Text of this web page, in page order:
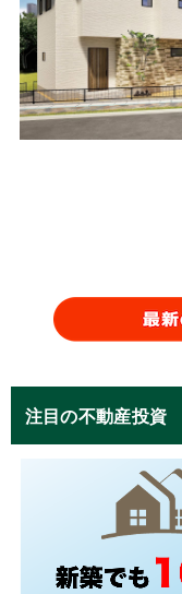
注目の不動産投資